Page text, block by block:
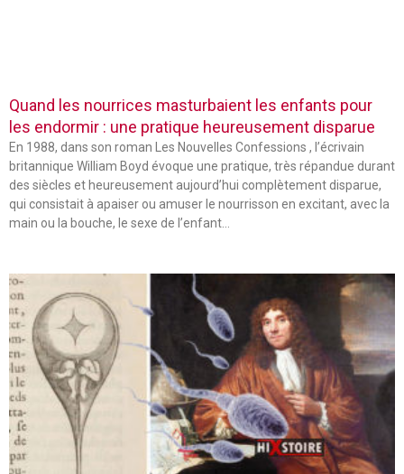
Quand les nourrices masturbaient les enfants pour
les endormir : une pratique heureusement disparue
En 1988, dans son roman Les Nouvelles Confessions , l’écrivain
britannique William Boyd évoque une pratique, très répandue durant
des siècles et heureusement aujourd’hui complètement disparue,
qui consistait à apaiser ou amuser le nourrisson en excitant, avec la
main ou la bouche, le sexe de l’enfant…